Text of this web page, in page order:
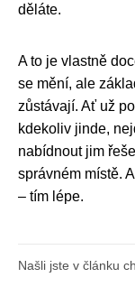
děláte.
A to je vlastně
se mění, ale
zůstávají. Ať už
kdekoliv jinde,
nabídnout jim
správném místě.
– tím lépe.
Našli jste v článku